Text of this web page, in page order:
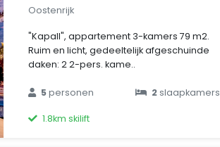
Oostenrijk
"Kapall", appartement 3-kamers 79 m2.
Ruim en licht, gedeeltelijk afgeschuinde
daken: 2 2-pers. kame..
5personen 2slaapkamers
1.8km skilift